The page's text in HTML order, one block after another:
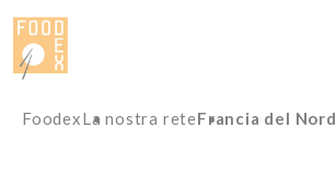
Pannello di gestione dei cookies
FoodexLa nostra reteFrancia del Nord